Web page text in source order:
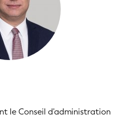
le Conseil d'administration